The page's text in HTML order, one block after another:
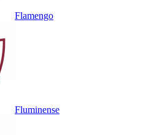
Flamengo
Fluminense